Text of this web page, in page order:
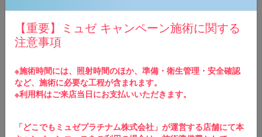
【重要】ミュゼ キャンペーン施術に関する
注意事項
※施術時間には、照射時間のほか、準備・衛生管理・安全確認
など、施術に必要な工程が含まれます。
※利用料はご来店当日にお支払いいただきます。
「どこでもミュゼプラチナム株式会社」が運営する店舗にて本
2
メールが送られます。※仮予約の場合、後日予約店
舗よりご連絡させていただきます。
3
ご予約の変更やキャンセルを希望の場合、直接ご予